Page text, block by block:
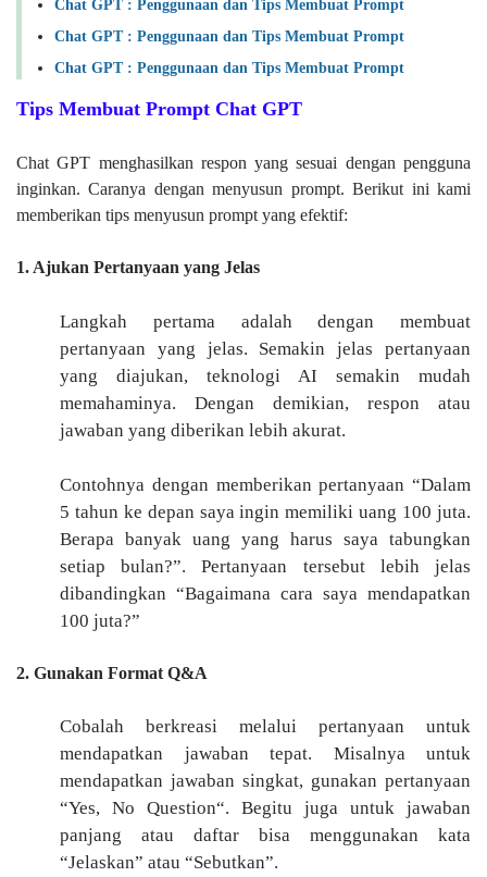
Chat GPT : Penggunaan dan Tips Membuat Prompt
Chat GPT : Penggunaan dan Tips Membuat Prompt
Chat GPT : Penggunaan dan Tips Membuat Prompt
Tips Membuat Prompt Chat GPT
Chat GPT menghasilkan respon yang sesuai dengan pengguna
inginkan. Caranya dengan menyusun prompt. Berikut ini kami
memberikan tips menyusun prompt yang efektif:
1. Ajukan Pertanyaan yang Jelas
Langkah pertama adalah dengan membuat
pertanyaan yang jelas. Semakin jelas pertanyaan
yang diajukan, teknologi AI semakin mudah
memahaminya. Dengan demikian, respon atau
jawaban yang diberikan lebih akurat.
Contohnya dengan memberikan pertanyaan “Dalam
5 tahun ke depan saya ingin memiliki uang 100 juta.
Berapa banyak uang yang harus saya tabungkan
setiap bulan?”. Pertanyaan tersebut lebih jelas
dibandingkan “Bagaimana cara saya mendapatkan
100 juta?”
2. Gunakan Format Q&A
Cobalah berkreasi melalui pertanyaan untuk
mendapatkan jawaban tepat. Misalnya untuk
mendapatkan jawaban singkat, gunakan pertanyaan
“Yes, No Question“. Begitu juga untuk jawaban
panjang atau daftar bisa menggunakan kata
“Jelaskan” atau “Sebutkan”.